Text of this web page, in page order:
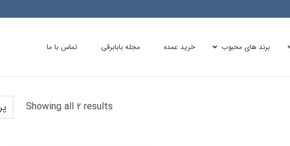
برند های محبوب خرید عمده مجله بابابرقی تماس با ما
Showing all 2 results
Sorted